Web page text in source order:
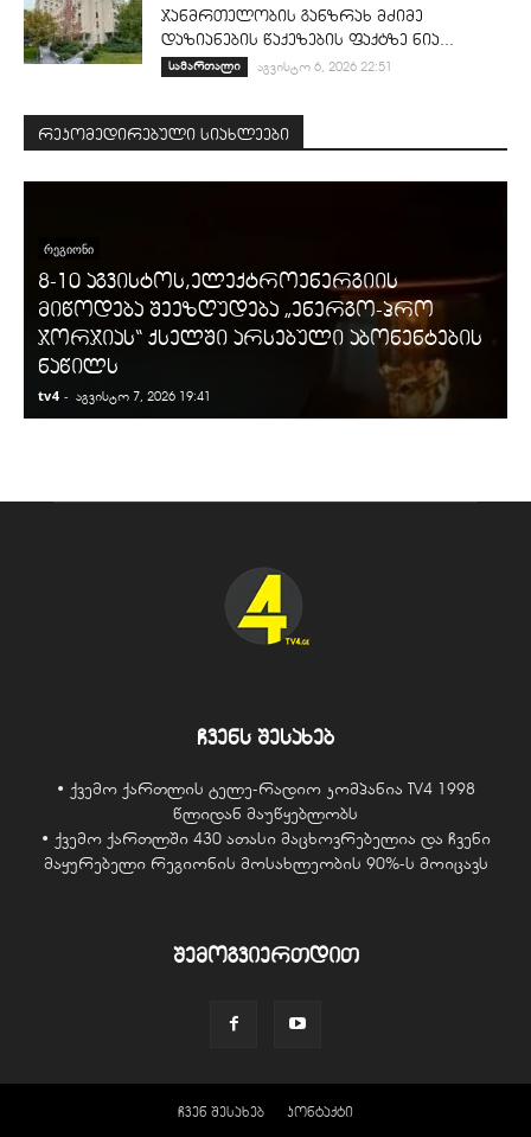
ჯანმრთელობის განზრახ მძიმე
დაზიანების წაქეზების ფაქტზე ნია...
სამართალი აგვისტო 6, 2026 22:51
რეკომედირებული სიახლეები
ᲠᲔᲒᲘᲝᲜᲘ
8-10 აგვისტოს,ელექტროენერგიის
მიწოდება შეეზღუდება „ენერგო-პრო
ჯორჯიას“ ქსელში არსებული აბონენტების
ნაწილს
tv4 - აგვისტო 7, 2026 19:41
ჩვენს შესახებ
• ქვემო ქართლის ტელე-რადიო კომპანია TV4 1998
წლიდან მაუწყებლობს
• ქვემო ქართლში 430 ათასი მაცხოვრებელია და ჩვენი
მაყურებელი რეგიონის მოსახლეობის 90%-ს მოიცავს
შემოგვიერთდით
ჩვენ შესახებ კონტაქტი